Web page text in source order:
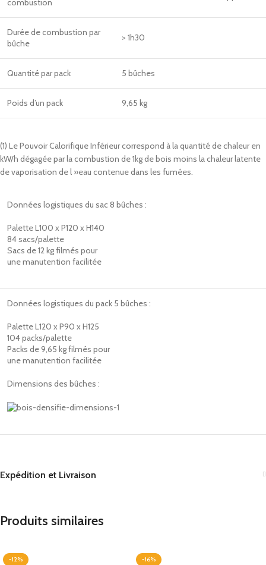
Durée de combustion par
bûche
> 1h30
Quantité par pack 5 bûches
Poids d’un pack 9,65 kg
(1) Le Pouvoir Calorifique Inférieur correspond à la quantité de chaleur en
kW/h dégagée par la combustion de 1kg de bois moins la chaleur latente
de vaporisation de l »eau contenue dans les fumées.
Données logistiques du sac 8 bûches :
Palette L100 x P120 x H140
84 sacs/palette
Sacs de 12 kg filmés pour
une manutention facilitée
Données logistiques du pack 5 bûches :
Palette L120 x P90 x H125
104 packs/palette
Packs de 9,65 kg filmés pour
une manutention facilitée
Dimensions des bûches :
Expédition et Livraison
Produits similaires
-12% -16%